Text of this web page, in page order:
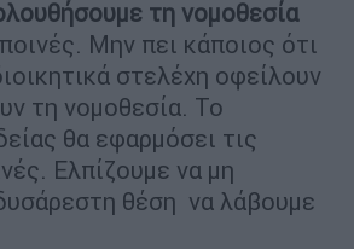
τη νομοθεσία
Μην πει κάποιος ότι
στελέχη οφείλουν
τη νομοθεσία. Το
θα εφαρμόσει τις
Ελπίζουμε να μη
θέση να λάβουμε